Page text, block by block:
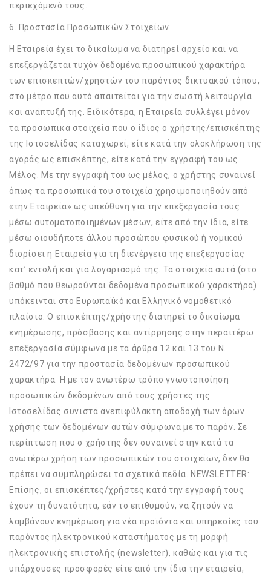
περιεχόμενό τους.
6. Προστασία Προσωπικών Στοιχείων
Η Εταιρεία έχει το δικαίωμα να διατηρεί αρχείο και να
επεξεργάζεται τυχόν δεδομένα προσωπικού χαρακτήρα
των επισκεπτών/χρηστών του παρόντος δικτυακού τόπου,
στο μέτρο που αυτό απαιτείται για την σωστή λειτουργία
και ανάπτυξή της. Ειδικότερα, η Εταιρεία συλλέγει μόνον
τα προσωπικά στοιχεία που ο ίδιος ο χρήστης/επισκέπτης
της Ιστοσελίδας καταχωρεί, είτε κατά την ολοκλήρωση της
αγοράς ως επισκέπτης, είτε κατά την εγγραφή του ως
Μέλος. Με την εγγραφή του ως μέλος, ο χρήστης συναινεί
όπως τα προσωπικά του στοιχεία χρησιμοποιηθούν από
«την Εταιρεία» ως υπεύθυνη για την επεξεργασία τους
μέσω αυτοματοποιημένων μέσων, είτε από την ίδια, είτε
μέσω οιουδήποτε άλλου προσώπου φυσικού ή νομικού
διορίσει η Εταιρεία για τη διενέργεια της επεξεργασίας
κατ’ εντολή και για λογαριασμό της. Τα στοιχεία αυτά (στο
βαθμό που θεωρούνται δεδομένα προσωπικού χαρακτήρα)
υπόκεινται στο Ευρωπαϊκό και Ελληνικό νομοθετικό
πλαίσιο. Ο επισκέπτης/χρήστης διατηρεί το δικαίωμα
ενημέρωσης, πρόσβασης και αντίρρησης στην περαιτέρω
επεξεργασία σύμφωνα με τα άρθρα 12 και 13 του Ν.
2472/97 για την προστασία δεδομένων προσωπικού
χαρακτήρα. Η με τον ανωτέρω τρόπο γνωστοποίηση
προσωπικών δεδομένων από τους χρήστες της
Ιστοσελίδας συνιστά ανεπιφύλακτη αποδοχή των όρων
χρήσης των δεδομένων αυτών σύμφωνα με το παρόν. Σε
περίπτωση που ο χρήστης δεν συναινεί στην κατά τα
ανωτέρω χρήση των προσωπικών του στοιχείων, δεν θα
πρέπει να συμπληρώσει τα σχετικά πεδία. NEWSLETTER:
Επίσης, οι επισκέπτες/χρήστες κατά την εγγραφή τους
έχουν τη δυνατότητα, εάν το επιθυμούν, να ζητούν να
λαμβάνουν ενημέρωση για νέα προϊόντα και υπηρεσίες του
παρόντος ηλεκτρονικού καταστήματος με τη μορφή
ηλεκτρονικής επιστολής (newsletter), καθώς και για τις
υπάρχουσες προσφορές είτε από την ίδια την εταιρεία,